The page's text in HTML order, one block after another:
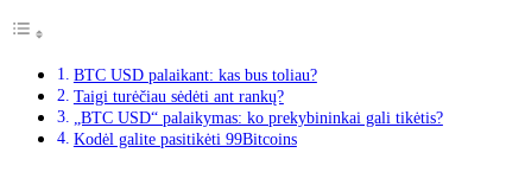
BTC USD palaikant: kas bus toliau?
Taigi turėčiau sėdėti ant rankų?
„BTC USD“ palaikymas: ko prekybininkai gali tikėtis?
Kodėl galite pasitikėti 99Bitcoins